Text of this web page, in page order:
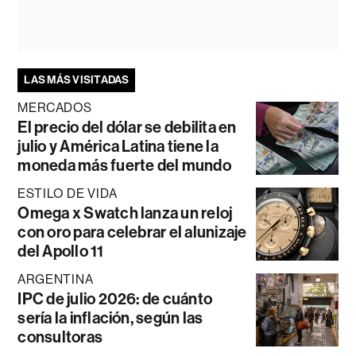
LAS MÁS VISITADAS
MERCADOS
El precio del dólar se debilita en
julio y América Latina tiene la
moneda más fuerte del mundo
ESTILO DE VIDA
Omega x Swatch lanza un reloj
con oro para celebrar el alunizaje
del Apollo 11
ARGENTINA
IPC de julio 2026: de cuánto
sería la inflación, según las
consultoras